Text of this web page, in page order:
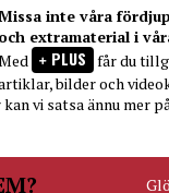
inte våra
och extramaterial i
PLUS får du
bilder och
vi satsa ännu mer